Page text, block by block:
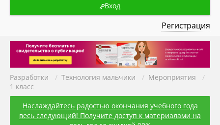
Вход
Регистрация
Разработки / Технология мальчики / Мероприятия
/
1 класс
Наслаждайтесь радостью окончания учебного года
весь следующий! Получите доступ к материалами на